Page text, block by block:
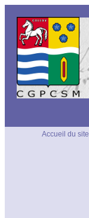
Accueil du site